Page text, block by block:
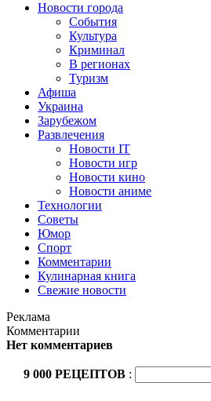
Новости города
События
Культура
Криминал
В регионах
Туризм
Афиша
Украина
Зарубежом
Развлечения
Новости IT
Новости игр
Новости кино
Новости аниме
Технологии
Советы
Юмор
Спорт
Комментарии
Кулинарная книга
Свежие новости
Реклама
Комментарии
Нет комментариев
9 000 РЕЦЕПТОВ :